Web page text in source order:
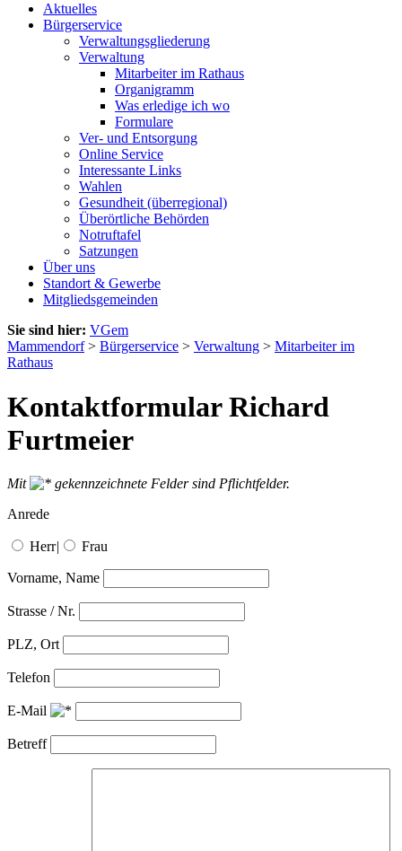
Aktuelles
Bürgerservice
Verwaltungsgliederung
Verwaltung
Mitarbeiter im Rathaus
Organigramm
Was erledige ich wo
Formulare
Ver- und Entsorgung
Online Service
Interessante Links
Wahlen
Gesundheit (überregional)
Überörtliche Behörden
Notruftafel
Satzungen
Über uns
Standort & Gewerbe
Mitgliedsgemeinden
Sie sind hier: VGem
Mammendorf> Bürgerservice > Verwaltung > Mitarbeiter im
Rathaus
Kontaktformular Richard
Furtmeier
Mit
gekennzeichnete Felder sind Pflichtfelder.
Anrede
Herr| Frau
Vorname, Name
Strasse / Nr.
PLZ, Ort
Telefon
E-Mail
Betreff